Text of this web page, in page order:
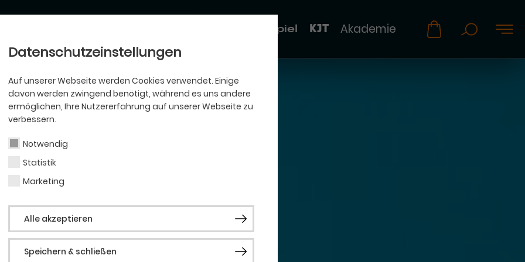
Datenschutzeinstellungen
Auf unserer Webseite werden Cookies verwendet. Einige
davon werden zwingend benötigt, während es uns andere
ermöglichen, Ihre Nutzererfahrung auf unserer Webseite zu
verbessern.
Notwendig
Statistik
Marketing
Alle akzeptieren
Speichern & schließen
Schauspiel KJT Akademie